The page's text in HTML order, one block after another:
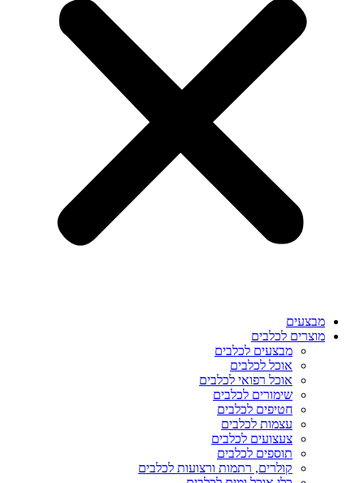
מבצעים
מוצרים לכלבים
מבצעים לכלבים
אוכל לכלבים
אוכל רפואי לכלבים
שימורים לכלבים
חטיפים לכלבים
עצמות לכלבים
צעצועים לכלבים
תוספים לכלבים
קולרים, רתמות ורצועות לכלבים